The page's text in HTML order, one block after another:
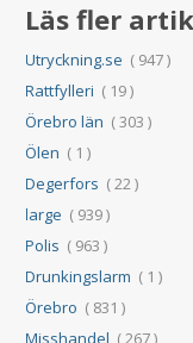
Läs fler
Utryckning.se ( 947 )
Rattfylleri ( 19 )
Örebro län ( 303 )
Ölen ( 1 )
Degerfors ( 22 )
large ( 939 )
Polis ( 963 )
Drunkingslarm ( 1 )
Örebro ( 831 )